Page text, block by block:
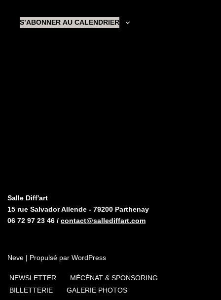
S’ABONNER AU CALENDRIER
Salle Diff'art
15 rue Salvador Allende - 79200 Parthenay
06 72 97 23 46 / contact@sallediffart.com
Neve | Propulsé par WordPress
NEWSLETTER
MÉCÉNAT & SPONSORING
BILLETTERIE
GALERIE PHOTOS